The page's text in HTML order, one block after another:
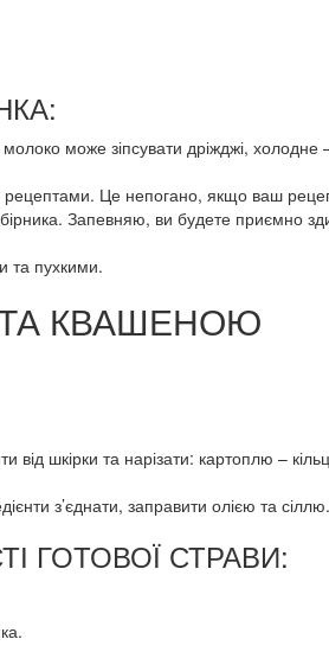
може зіпсувати дріжджі, холодне
рецептами. Це непогано, якщо ваш
Запевняю, ви будете приємно
та пухкими.
КВАШЕНОЮ
від шкірки та нарізати: картоплю –
з’єднати, заправити олією та сіллю.
ГОТОВОЇ СТРАВИ: